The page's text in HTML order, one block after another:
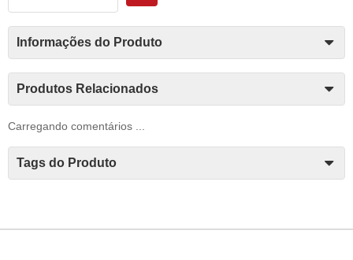
Informações do Produto
Produtos Relacionados
Carregando comentários ...
Tags do Produto